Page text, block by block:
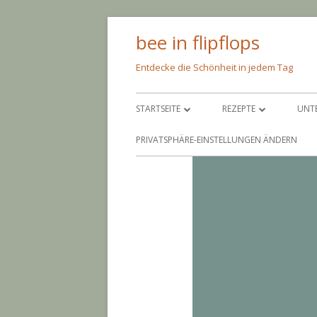
bee in flipflops
Entdecke die Schönheit in jedem Tag
Primäres
Menü
STARTSEITE
ÜBER MICH
REZEPTE
PFEIF AUF DIE KALORIEN
PRIVATSPHÄRE-EINSTELLUNGEN ÄNDERN